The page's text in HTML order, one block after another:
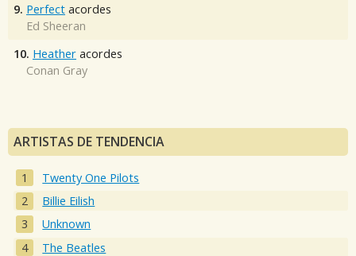
9. Perfect acordes
Ed Sheeran
10. Heather acordes
Conan Gray
ARTISTAS DE TENDENCIA
Twenty One Pilots
Billie Eilish
Unknown
The Beatles